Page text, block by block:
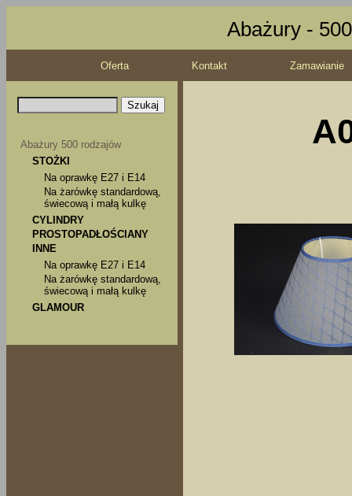
Abażury -
Oferta Kontakt Zamawianie
Abażury 500 rodzajów
STOŻKI
Na oprawkę E27 i E14
Na żarówkę standardową,
świecową i małą kulkę
CYLINDRY
PROSTOPADŁOŚCIANY
INNE
Na oprawkę E27 i E14
Na żarówkę standardową,
świecową i małą kulkę
GLAMOUR